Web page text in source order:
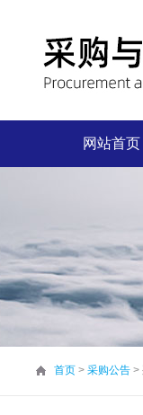
网站首页
首页 > 采购公告 >